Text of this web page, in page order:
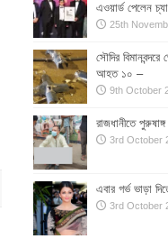
এওয়ার্ড পেলেন
25th
সৌদির
আহত ১০ –
9th October
রাজধানীতে
3rd October
এবার গর্ভ ভাড়া
3rd October